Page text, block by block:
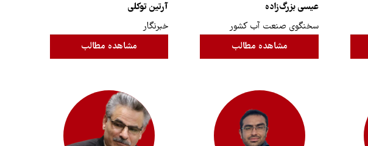
عیسی بزرگ‌زاده
سخنگوی صنعت آب کشور
مشاهده مطالب
آرتین توکلی
خبرنگار
مشاهده مطالب